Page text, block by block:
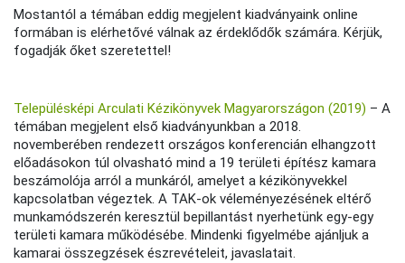
Mostantól a témában eddig megjelent kiadványaink online
formában is elérhetővé válnak az érdeklődők számára. Kérjük,
fogadják őket szeretettel!
Településképi Arculati Kézikönyvek Magyarországon (2019) – A
témában megjelent első kiadványunkban a 2018.
novemberében rendezett országos konferencián elhangzott
előadásokon túl olvasható mind a 19 területi építész kamara
beszámolója arról a munkáról, amelyet a kézikönyvekkel
kapcsolatban végeztek. A TAK-ok véleményezésének eltérő
munkamódszerén keresztül bepillantást nyerhetünk egy-egy
területi kamara működésébe. Mindenki figyelmébe ajánljuk a
kamarai összegzések észrevételeit, javaslatait.